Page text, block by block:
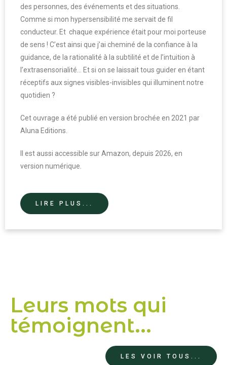
des personnes, des événements et des situations.
Comme si mon hypersensibilité me servait de fil
conducteur. Et chaque expérience était pour moi porteuse
de sens ! C’est ainsi que j’ai cheminé de la confiance à la
guidance, de la rationalité à la subtilité et de l’intuition à
l’extrasensorialité… Et si on se laissait tous guider en étant
réceptifs aux signes visibles-invisibles qui illuminent notre
quotidien ?
Cet ouvrage a été publié en version brochée en 2021 par
Aluna Editions.
Il est aussi accessible sur Amazon, depuis 2026, en
version numérique.
LIRE PLUS...
Leurs mots qui
témoignent...
LES VOIR TOUS...